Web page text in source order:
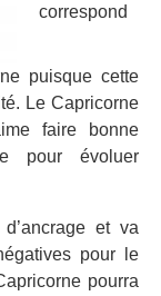
correspond
puisque cette
Le Capricorne
faire bonne
pour évoluer
et va
pour le
pourra